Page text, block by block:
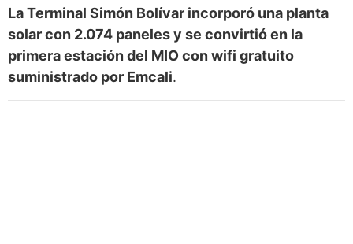
La Terminal Simón Bolívar incorporó una planta
solar con 2.074 paneles y se convirtió en la
primera estación del MIO con wifi gratuito
suministrado por Emcali.